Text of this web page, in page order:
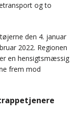
og to
den 4. januar
2022. Regionen
en hensigtsmæssig
frem mod